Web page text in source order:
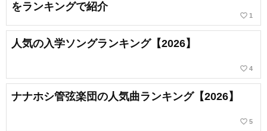
をランキングで紹介
favorite_border 1
人気の入学ソングランキング【2026】
favorite_border 4
ナナホシ管弦楽団の人気曲ランキング【2026】
favorite_border 5